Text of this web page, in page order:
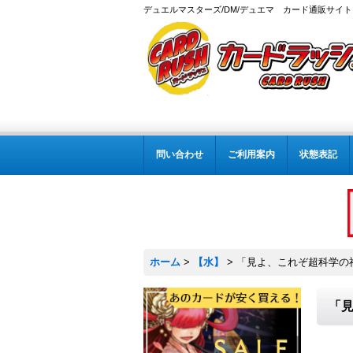
デュエルマスターズ/DM/デュエマ カード通販サイト
問い合わせ ご利用案内 状態表記
ホーム > 【水】 > 「見よ、これぞ超科学
「